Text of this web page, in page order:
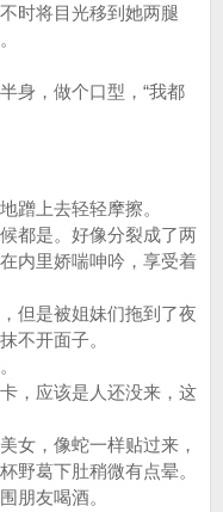
时将目光移到她两腿
，做个口型，“我都
上去轻轻摩擦。
都是。好像分裂成了两
内里娇喘呻吟，享受着
是被姐妹们拖到了夜
不开面子。
，应该是人还没来，这
，像蛇一样贴过来，
野葛下肚稍微有点晕。
友喝酒。